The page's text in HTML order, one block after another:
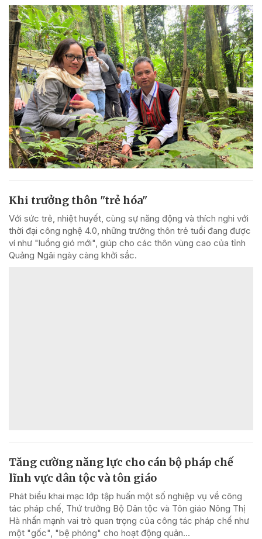
Khi trưởng thôn "trẻ hóa"
Với sức trẻ, nhiệt huyết, cùng sự năng động và thích nghi với
thời đại công nghệ 4.0, những trưởng thôn trẻ tuổi đang được
ví như "luồng gió mới", giúp cho các thôn vùng cao của tỉnh
Quảng Ngãi ngày càng khởi sắc.
Tăng cường năng lực cho cán bộ pháp chế
lĩnh vực dân tộc và tôn giáo
Phát biểu khai mạc lớp tập huấn một số nghiệp vụ về công
tác pháp chế, Thứ trưởng Bộ Dân tộc và Tôn giáo Nông Thị
Hà nhấn mạnh vai trò quan trọng của công tác pháp chế như
một "gốc", "bệ phóng" cho hoạt động quản...